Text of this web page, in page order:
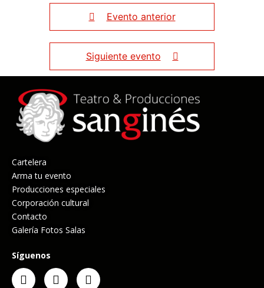
Evento anterior
Siguiente evento
Cartelera
Arma tu evento
Producciones especiales
Corporación cultural
Contacto
Galería Fotos Salas
Síguenos